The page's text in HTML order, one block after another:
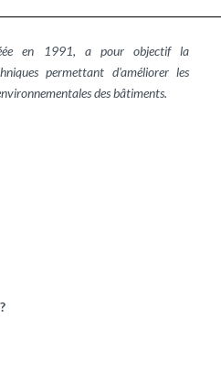
en 1991, a pour objectif la
permettant d'améliorer les
des bâtiments.